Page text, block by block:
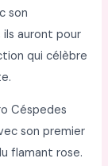
son
auront pour
qui célèbre
Céspedes
son premier
flamant rose.